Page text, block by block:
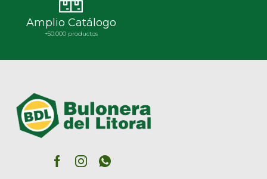
Amplio Catálogo
+50.000 productos